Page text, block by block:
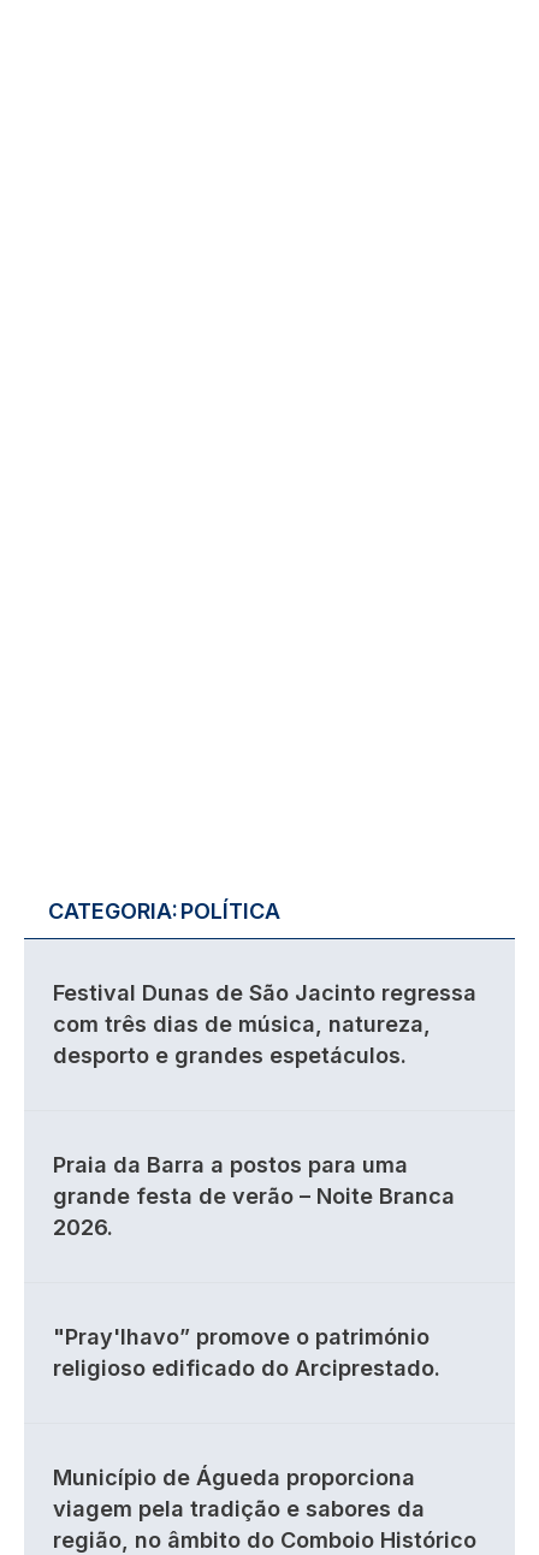
CATEGORIA:POLÍTICA
Festival Dunas de São Jacinto regressa
com três dias de música, natureza,
desporto e grandes espetáculos.
Praia da Barra a postos para uma
grande festa de verão – Noite Branca
2026.
"Pray'lhavo” promove o património
religioso edificado do Arciprestado.
Município de Águeda proporciona
viagem pela tradição e sabores da
região, no âmbito do Comboio Histórico